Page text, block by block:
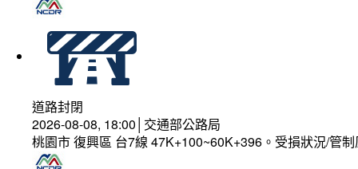
道路封閉
2026-08-08, 18:00│交通部公路局
桃園市 復興區 台7線 47K+100~60K+396。受損狀況/管